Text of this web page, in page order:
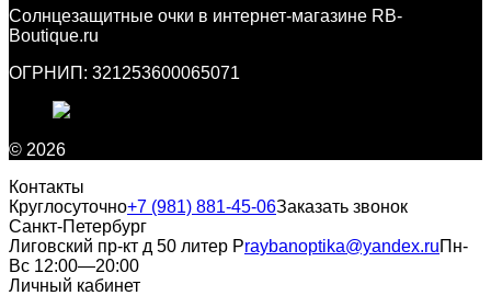
Cолнцезащитные очки в интернет-магазине RB-
Boutique.ru
ОГРНИП: 321253600065071
© 2026
Контакты
Круглосуточно+7 (981) 881-45-06Заказать звонок
Санкт-Петербург
Лиговский пр-кт д 50 литер Рraybanoptika@yandex.ruПн-
Вс 12:00—20:00
Личный кабинет